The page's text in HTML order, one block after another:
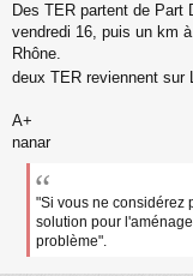
Des TER partent de Part
vendredi 16, puis un km
Rhône.
deux TER reviennent sur
A+
nanar
"Si vous ne considérez
solution pour
problème".